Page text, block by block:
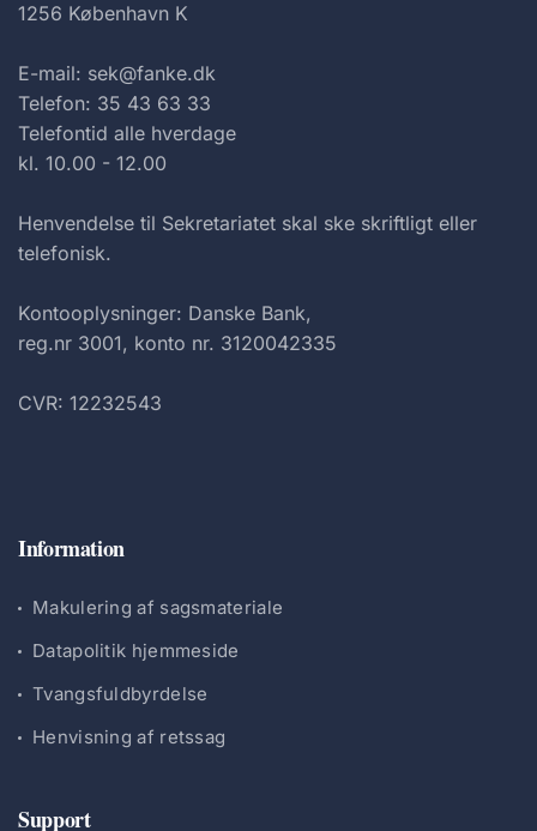
1256 København K
E-mail: sek@fanke.dk
Telefon: 35 43 63 33
Telefontid alle hverdage
kl. 10.00 - 12.00
Henvendelse til Sekretariatet skal ske skriftligt eller
telefonisk.
Kontooplysninger: Danske Bank,
reg.nr 3001, konto nr. 3120042335
CVR: 12232543
Information
Makulering af sagsmateriale
Datapolitik hjemmeside
Tvangsfuldbyrdelse
Henvisning af retssag
Support